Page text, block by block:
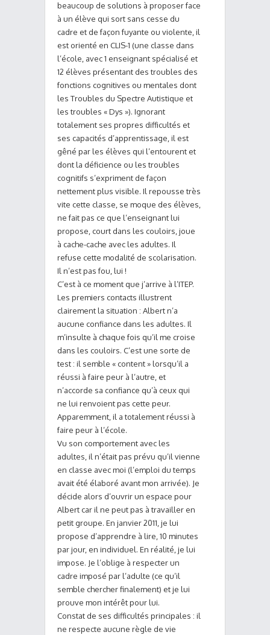
beaucoup de solutions à proposer face
à un élève qui sort sans cesse du
cadre et de façon fuyante ou violente, il
est orienté en CLIS-1 (une classe dans
l’école, avec 1 enseignant spécialisé et
12 élèves présentant des troubles des
fonctions cognitives ou mentales dont
les Troubles du Spectre Autistique et
les troubles « Dys »). Ignorant
totalement ses propres difficultés et
ses capacités d’apprentissage, il est
gêné par les élèves qui l’entourent et
dont la déficience ou les troubles
cognitifs s’expriment de façon
nettement plus visible. Il repousse très
vite cette classe, se moque des élèves,
ne fait pas ce que l’enseignant lui
propose, court dans les couloirs, joue
à cache-cache avec les adultes. Il
refuse cette modalité de scolarisation.
Il n’est pas fou, lui !
C’est à ce moment que j’arrive à l’ITEP.
Les premiers contacts illustrent
clairement la situation : Albert n’a
aucune confiance dans les adultes. Il
m’insulte à chaque fois qu’il me croise
dans les couloirs. C’est une sorte de
test : il semble « content » lorsqu’il a
réussi à faire peur à l’autre, et
n’accorde sa confiance qu’à ceux qui
ne lui renvoient pas cette peur.
Apparemment, il a totalement réussi à
faire peur à l’école.
Vu son comportement avec les
adultes, il n’était pas prévu qu’il vienne
en classe avec moi (l’emploi du temps
avait été élaboré avant mon arrivée). Je
décide alors d’ouvrir un espace pour
Albert car il ne peut pas à travailler en
petit groupe. En janvier 2011, je lui
propose d’apprendre à lire, 10 minutes
par jour, en individuel. En réalité, je lui
impose. Je l’oblige à respecter un
cadre imposé par l’adulte (ce qu’il
semble chercher finalement) et je lui
prouve mon intérêt pour lui.
Constat de ses difficultés principales : il
ne respecte aucune règle de vie